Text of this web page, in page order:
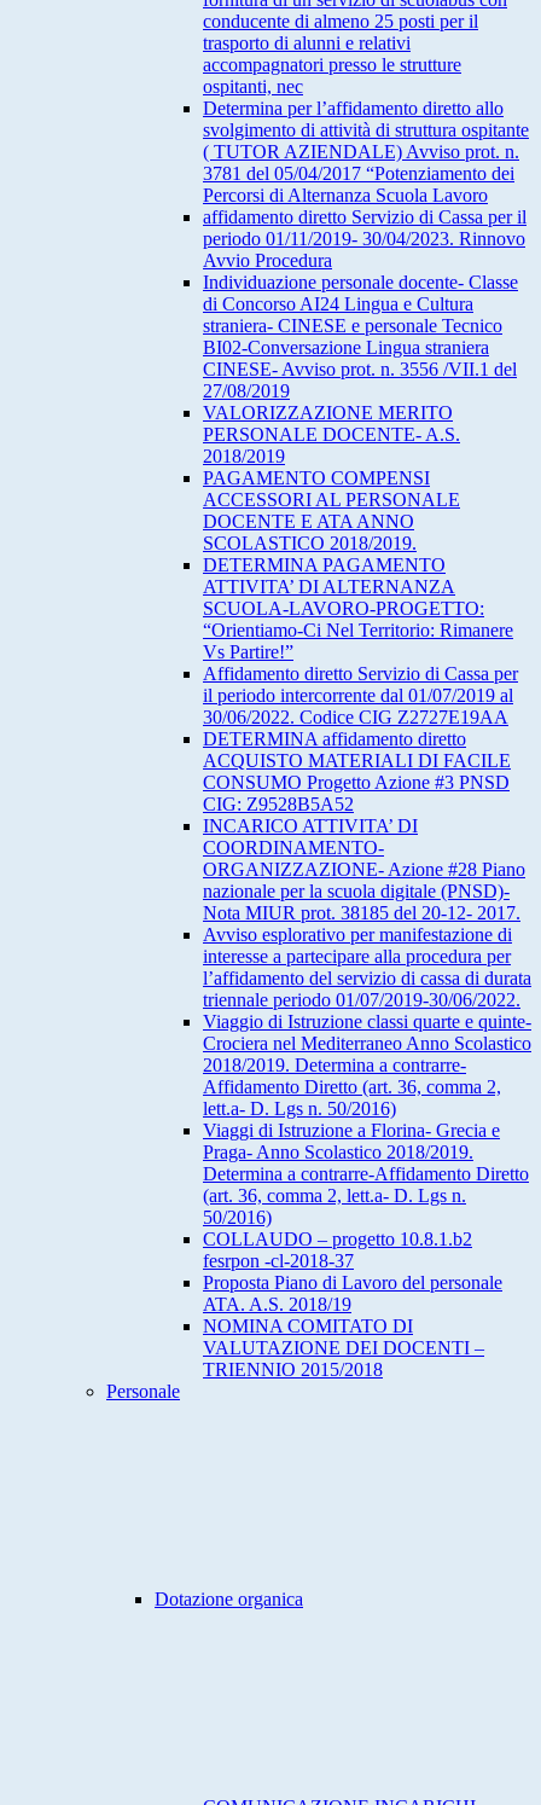
conducente di almeno 25 posti per il
trasporto di alunni e relativi
accompagnatori presso le strutture
ospitanti, nec
Determina per l’affidamento diretto allo
svolgimento di attività di struttura ospitante
( TUTOR AZIENDALE) Avviso prot. n.
3781 del 05/04/2017 “Potenziamento dei
Percorsi di Alternanza Scuola Lavoro
affidamento diretto Servizio di Cassa per il
periodo 01/11/2019- 30/04/2023. Rinnovo
Avvio Procedura
Individuazione personale docente- Classe
di Concorso AI24 Lingua e Cultura
straniera- CINESE e personale Tecnico
BI02-Conversazione Lingua straniera
CINESE- Avviso prot. n. 3556 /VII.1 del
27/08/2019
VALORIZZAZIONE MERITO
PERSONALE DOCENTE- A.S.
2018/2019
PAGAMENTO COMPENSI
ACCESSORI AL PERSONALE
DOCENTE E ATA ANNO
SCOLASTICO 2018/2019.
DETERMINA PAGAMENTO
ATTIVITA’ DI ALTERNANZA
SCUOLA-LAVORO-PROGETTO:
“Orientiamo-Ci Nel Territorio: Rimanere
Vs Partire!”
Affidamento diretto Servizio di Cassa per
il periodo intercorrente dal 01/07/2019 al
30/06/2022. Codice CIG Z2727E19AA
DETERMINA affidamento diretto
ACQUISTO MATERIALI DI FACILE
CONSUMO Progetto Azione #3 PNSD
CIG: Z9528B5A52
INCARICO ATTIVITA’ DI
COORDINAMENTO-
ORGANIZZAZIONE- Azione #28 Piano
nazionale per la scuola digitale (PNSD)-
Nota MIUR prot. 38185 del 20-12- 2017.
Avviso esplorativo per manifestazione di
interesse a partecipare alla procedura per
l’affidamento del servizio di cassa di durata
triennale periodo 01/07/2019-30/06/2022.
Viaggio di Istruzione classi quarte e quinte-
Crociera nel Mediterraneo Anno Scolastico
2018/2019. Determina a contrarre-
Affidamento Diretto (art. 36, comma 2,
lett.a- D. Lgs n. 50/2016)
Viaggi di Istruzione a Florina- Grecia e
Praga- Anno Scolastico 2018/2019.
Determina a contrarre-Affidamento Diretto
(art. 36, comma 2, lett.a- D. Lgs n.
50/2016)
COLLAUDO – progetto 10.8.1.b2
fesrpon -cl-2018-37
Proposta Piano di Lavoro del personale
ATA. A.S. 2018/19
NOMINA COMITATO DI
VALUTAZIONE DEI DOCENTI –
TRIENNIO 2015/2018
Personale
Dotazione organica